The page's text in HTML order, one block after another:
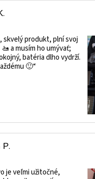
skvelý produkt, plní svoj
a musím ho umývať;
batéria dlho vydrží.
🙂“
Ρ.
je veľmi užitočné,